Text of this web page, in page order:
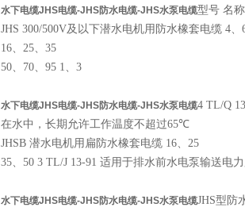
水下电缆JHS电缆-JHS防水电缆-JHS水泵电缆型号 名称
JHS 300/500V及以下潜水电机用防水橡套电缆 4、
16、 25、 35
50、 70、 95 1、 3
水下电缆JHS电缆-JHS防水电缆-JHS水泵电缆4 TL/Q
在水中，长期允许工作温度不超过65℃
JHSB 潜水电机用扁防水橡套电缆 16、 25
35、 50 3 TL/J 13-91 适用于排水前水电泵输送电
水下电缆JHS电缆-JHS防水电缆-JHS水泵电缆JHS型防